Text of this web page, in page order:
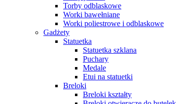
Torby odblaskowe
Worki bawełniane
Worki poliestrowe i odblaskowe
Gadżety
Statuetka
Statuetka szklana
Puchary
Medale
Etui na statuetki
Breloki
Breloki kształty